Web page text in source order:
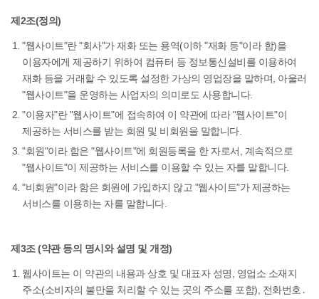
제2조(정의)
"웹사이트"란 "회사"가 재화 또는 용역(이하 "재화 등"이라 함)을
이용자에게 제공하기 위하여 컴퓨터 등 정보통신설비를 이용하여
재화 등을 거래할 수 있도록 설정한 가상의 영업장을 말하며, 아울러
"웹사이트"을 운영하는 사업자의 의미로도 사용합니다.
"이용자"란 "웹사이트"에 접속하여 이 약관에 따라 "웹사이트"이
제공하는 서비스를 받는 회원 및 비회원을 말합니다.
"회원"이라 함은 "웹사이트"에 회원등록을 한 자로서, 계속적으로
"웹사이트"이 제공하는 서비스를 이용할 수 있는 자를 말합니다.
"비회원"이라 함은 회원에 가입하지 않고 "웹사이트"가 제공하는
서비스를 이용하는 자를 말합니다.
제3조 (약관 등의 명시와 설명 및 개정)
웹사이트는 이 약관의 내용과 상호 및 대표자 성명, 영업소 소재지
주소(소비자의 불만을 처리할 수 있는 곳의 주소를 포함), 전화번호․